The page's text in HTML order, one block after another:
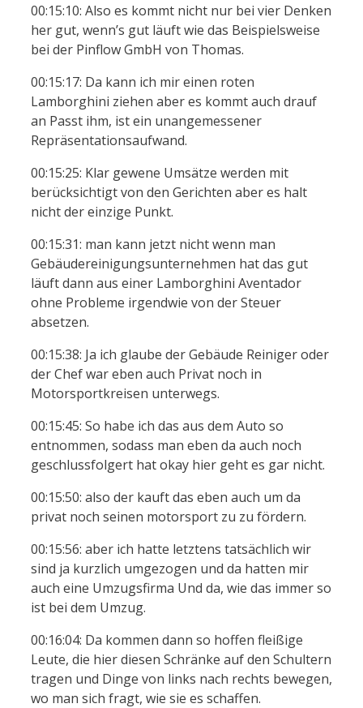
00:15:10: Also es kommt nicht nur bei vier Denken
her gut, wenn’s gut läuft wie das Beispielsweise
bei der Pinflow GmbH von Thomas.
00:15:17: Da kann ich mir einen roten
Lamborghini ziehen aber es kommt auch drauf
an Passt ihm, ist ein unangemessener
Repräsentationsaufwand.
00:15:25: Klar gewene Umsätze werden mit
berücksichtigt von den Gerichten aber es halt
nicht der einzige Punkt.
00:15:31: man kann jetzt nicht wenn man
Gebäudereinigungsunternehmen hat das gut
läuft dann aus einer Lamborghini Aventador
ohne Probleme irgendwie von der Steuer
absetzen.
00:15:38: Ja ich glaube der Gebäude Reiniger oder
der Chef war eben auch Privat noch in
Motorsportkreisen unterwegs.
00:15:45: So habe ich das aus dem Auto so
entnommen, sodass man eben da auch noch
geschlussfolgert hat okay hier geht es gar nicht.
00:15:50: also der kauft das eben auch um da
privat noch seinen motorsport zu zu fördern.
00:15:56: aber ich hatte letztens tatsächlich wir
sind ja kurzlich umgezogen und da hatten mir
auch eine Umzugsfirma Und da, wie das immer so
ist bei dem Umzug.
00:16:04: Da kommen dann so hoffen fleißige
Leute, die hier diesen Schränke auf den Schultern
tragen und Dinge von links nach rechts bewegen,
wo man sich fragt, wie sie es schaffen.